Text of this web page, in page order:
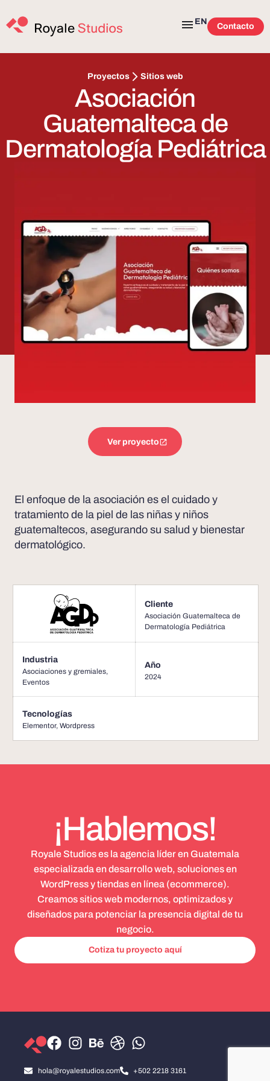
EN
Contacto
Proyectos Sitios web
Asociación
Guatemalteca de
Dermatología Pediátrica
Ver proyecto
El enfoque de la asociación es el cuidado y
tratamiento de la piel de las niñas y niños
guatemaltecos, asegurando su salud y bienestar
dermatológico.
Cliente
Asociación Guatemalteca de
Dermatología Pediátrica
Industria
Asociaciones y gremiales,
Eventos
Año
2024
Tecnologías
Elementor, Wordpress
¡Hablemos!
Royale Studios es la agencia líder en Guatemala
especializada en desarrollo web, soluciones en
WordPress y tiendas en línea (ecommerce).
Creamos sitios web modernos, optimizados y
diseñados para potenciar la presencia digital de tu
negocio.
Cotiza tu proyecto aquí
hola@royalestudios.com +502 2218 3161